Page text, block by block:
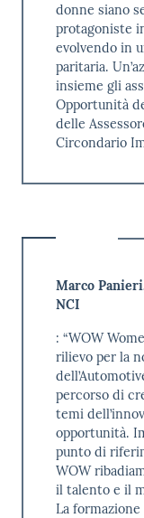
donne siano
protagoniste
evolvendo in
paritaria.
insieme gli
Opportunità
delle
Circondario
Marco
NCI
: “WOW
rilievo per la
percorso di
temi
opportunità.
punto di
WOW
il talento e il
La